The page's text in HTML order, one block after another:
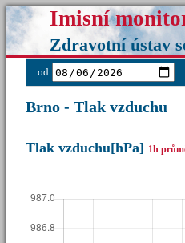
Imisní
Zdravotní ústav
od
Brno - Tlak vzduchu
Tlak vzduchu[hPa] 1h